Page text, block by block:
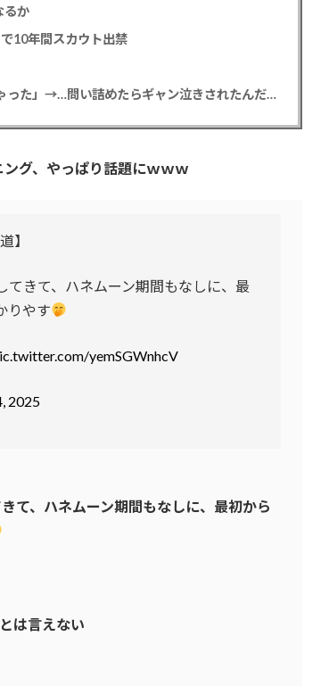
るか
10年間スカウト出禁
【悲報】彼女「ごめん！俺くんの貯金、情報商材に使っちゃった」→…問い詰めたらギャン泣きされたんだが俺が悪いのか？
グ、やっぱり話題にｗｗｗ
】
きて、ハネムーン期間もなしに、最
りやす
yemSGWnhcV
2025
て、ハネムーン期間もなしに、最初から
は言えない